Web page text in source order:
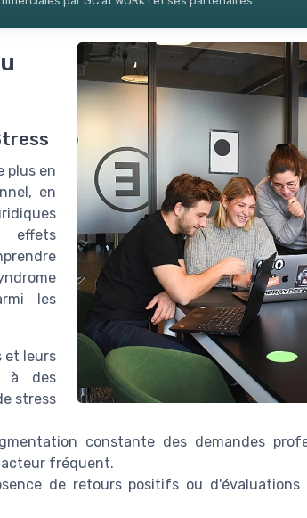
plus en
en
effets
les
et leurs
à des
stress
constante des demandes
fréquent.
de retours positifs ou